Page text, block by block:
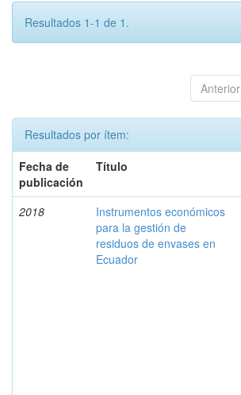
Resultados 1-1 de 1.
Anterior
Resultados por ítem:
Fecha de
publicación
Título
2018
Instrumentos económicos
para la gestión de
residuos de envases en
Ecuador